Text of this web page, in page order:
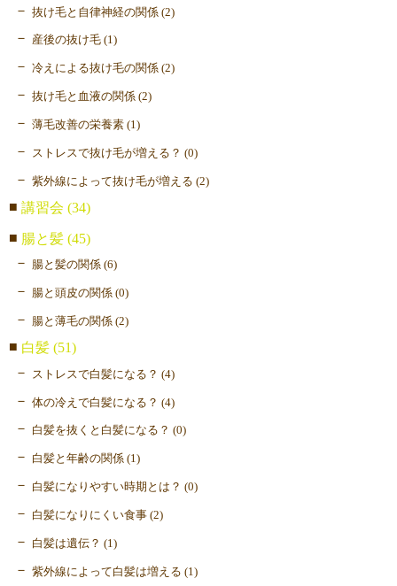
抜け毛と自律神経の関係 (2)
産後の抜け毛 (1)
冷えによる抜け毛の関係 (2)
抜け毛と血液の関係 (2)
薄毛改善の栄養素 (1)
ストレスで抜け毛が増える？ (0)
紫外線によって抜け毛が増える (2)
講習会 (34)
腸と髪 (45)
腸と髪の関係 (6)
腸と頭皮の関係 (0)
腸と薄毛の関係 (2)
白髪 (51)
ストレスで白髪になる？ (4)
体の冷えで白髪になる？ (4)
白髪を抜くと白髪になる？ (0)
白髪と年齢の関係 (1)
白髪になりやすい時期とは？ (0)
白髪になりにくい食事 (2)
白髪は遺伝？ (1)
紫外線によって白髪は増える (1)